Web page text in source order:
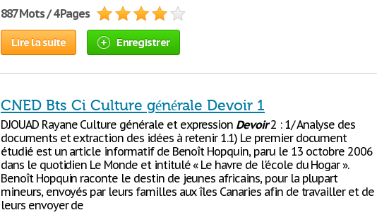
887 Mots / 4 Pages
Lire la suite Enregistrer
CNED Bts Ci Culture générale Devoir 1
DJOUAD Rayane Culture générale et expression Devoir2 : 1/ Analyse des
documents et extraction des idées à retenir 1.1) Le premier document
étudié est un article informatif de Benoît Hopquin, paru le 13 octobre 2006
dans le quotidien Le Monde et intitulé « Le havre de l'école du Hogar ».
Benoît Hopquin raconte le destin de jeunes africains, pour la plupart
mineurs, envoyés par leurs familles aux îles Canaries afin de travailler et de
leurs envoyer de